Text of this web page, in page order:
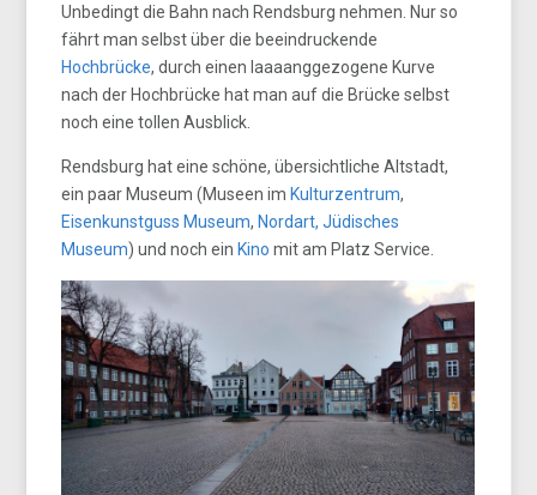
Unbedingt die Bahn nach Rendsburg nehmen. Nur so
fährt man selbst über die beeindruckende
Hochbrücke, durch einen laaaanggezogene Kurve
nach der Hochbrücke hat man auf die Brücke selbst
noch eine tollen Ausblick.
Rendsburg hat eine schöne, übersichtliche Altstadt,
ein paar Museum (Museen im Kulturzentrum,
Eisenkunstguss Museum, Nordart, Jüdisches
Museum) und noch ein Kinomit am Platz Service.